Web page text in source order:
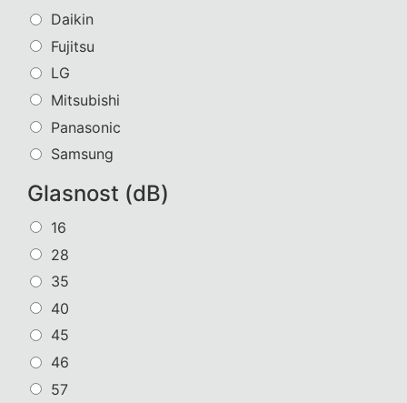
Daikin
Fujitsu
LG
Mitsubishi
Panasonic
Samsung
Glasnost (dB)
16
28
35
40
45
46
57